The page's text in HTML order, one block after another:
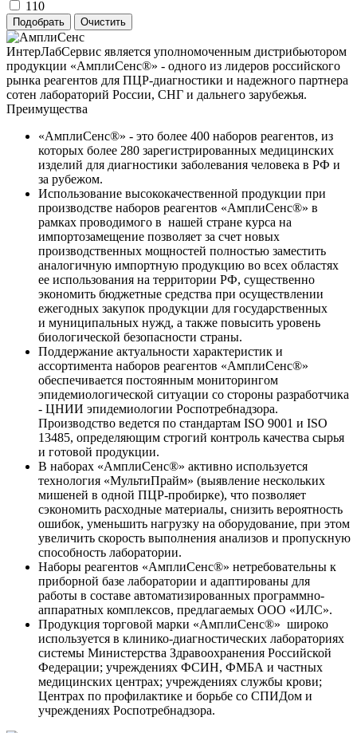
110
ИнтерЛабСервис является уполномоченным дистрибьютором
продукции «АмплиСенс®» - одного из лидеров российского
рынка реагентов для ПЦР-диагностики и надежного партнера
сотен лабораторий России, СНГ и дальнего зарубежья.
Преимущества
«АмплиСенс®» - это более 400 наборов реагентов, из
которых более 280 зарегистрированных медицинских
изделий для диагностики заболевания человека в РФ и
за рубежом.
Использование высококачественной продукции при
производстве наборов реагентов «АмплиСенс®» в
рамках проводимого в нашей стране курса на
импортозамещение позволяет за счет новых
производственных мощностей полностью заместить
аналогичную импортную продукцию во всех областях
ее использования на территории РФ, существенно
экономить бюджетные средства при осуществлении
ежегодных закупок продукции для государственных
и муниципальных нужд, а также повысить уровень
биологической безопасности страны.
Поддержание актуальности характеристик и
ассортимента наборов реагентов «АмплиСенс®»
обеспечивается постоянным мониторингом
эпидемиологической ситуации со стороны разработчика
- ЦНИИ эпидемиологии Роспотребнадзора.
Производство ведется по стандартам ISO 9001 и ISO
13485, определяющим строгий контроль качества сырья
и готовой продукции.
В наборах «АмплиСенс®» активно используется
технология «МультиПрайм» (выявление нескольких
мишеней в одной ПЦР-пробирке), что позволяет
сэкономить расходные материалы, снизить вероятность
ошибок, уменьшить нагрузку на оборудование, при этом
увеличить скорость выполнения анализов и пропускную
способность лаборатории.
Наборы реагентов «АмплиСенс®» нетребовательны к
приборной базе лаборатории и адаптированы для
работы в составе автоматизированных программно-
аппаратных комплексов, предлагаемых ООО «ИЛС».
Продукция торговой марки «АмплиСенс®» широко
используется в клинико-диагностических лабораториях
системы Министерства Здравоохранения Российской
Федерации; учреждениях ФСИН, ФМБА и частных
медицинских центрах; учреждениях службы крови;
Центрах по профилактике и борьбе со СПИДом и
учреждениях Роспотребнадзора.